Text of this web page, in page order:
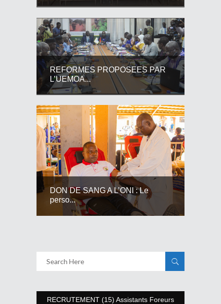
REFORMES PROPOSEES PAR
L’UEMOA...
DON DE SANG A L’ONI : Le
perso...
RECRUTEMENT (15) Assistants Foreurs